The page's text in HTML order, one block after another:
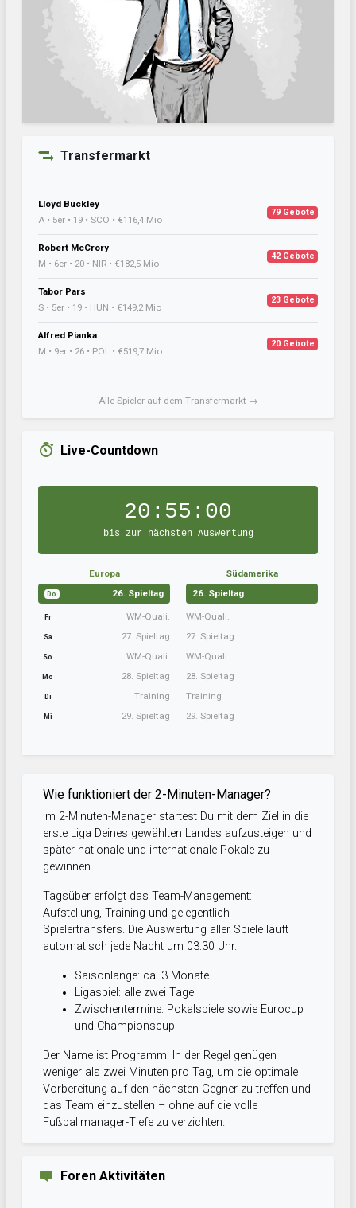
Transfermarkt
Lloyd Buckley
A • 5er • 19 • SCO • €116,4 Mio
79 Gebote
Robert McCrory
M • 6er • 20 • NIR • €182,5 Mio
42 Gebote
Tabor Pars
S • 5er • 19 • HUN • €149,2 Mio
23 Gebote
Alfred Pianka
M • 9er • 26 • POL • €519,7 Mio
20 Gebote
Alle Spieler auf dem Transfermarkt →
Live-Countdown
20:54:59
bis zur nächsten Auswertung
Europa
Do 26. Spieltag
Fr WM-Quali.
Sa 27. Spieltag
So WM-Quali.
Mo 28. Spieltag
Di Training
Mi 29. Spieltag
Südamerika
26. Spieltag
WM-Quali.
27. Spieltag
WM-Quali.
28. Spieltag
Training
29. Spieltag
Wie funktioniert der 2-Minuten-Manager?
Im 2-Minuten-Manager startest Du mit dem Ziel in die
erste Liga Deines gewählten Landes aufzusteigen und
später nationale und internationale Pokale zu
gewinnen.
Tagsüber erfolgt das Team-Management:
Aufstellung, Training und gelegentlich
Spielertransfers. Die Auswertung aller Spiele läuft
automatisch jede Nacht um 03:30 Uhr.
Saisonlänge: ca. 3 Monate
Ligaspiel: alle zwei Tage
Zwischentermine: Pokalspiele sowie Eurocup
und Championscup
Der Name ist Programm: In der Regel genügen
weniger als zwei Minuten pro Tag, um die optimale
Vorbereitung auf den nächsten Gegner zu treffen und
das Team einzustellen – ohne auf die volle
Fußballmanager-Tiefe zu verzichten.
Foren Aktivitäten